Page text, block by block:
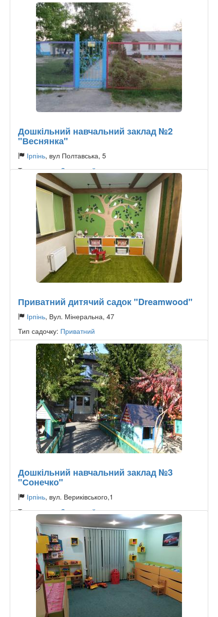
Дошкільний навчальний заклад №2
"Веснянка"
Ірпінь, вул Полтавська, 5
Тип садочку:Державний
Приватний дитячий садок "Dreamwood"
Ірпінь, Вул. Мінеральна, 47
Тип садочку: Приватний
Дошкільний навчальний заклад №3
"Сонечко"
Ірпінь, вул. Вериківського,1
Тип садочку:Державний